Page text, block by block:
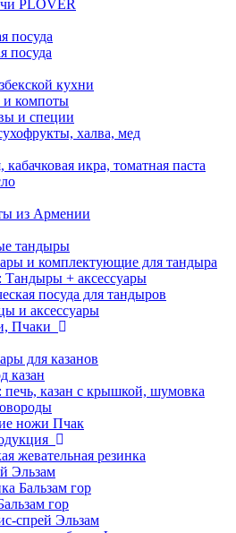
PLOVER
посуда
посуда
кухни
и компоты
и специи
халва, мед
кабачковая икра, томатная паста
из Армении
тандыры
и комплектующие для тандыра
+ аксессуары
посуда для тандыров
и аксессуары
Пчаки
для казанов
казан
казан с крышкой, шумовка
ножи Пчак
жевательная резинка
Эльзам
Бальзам гор
гор
спрей Эльзам